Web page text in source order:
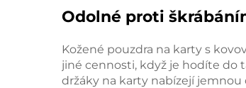
Odolné proti
Kožené pouzdra na karty s
jiné cennosti, když je hodíte do
držáky na karty nabízejí